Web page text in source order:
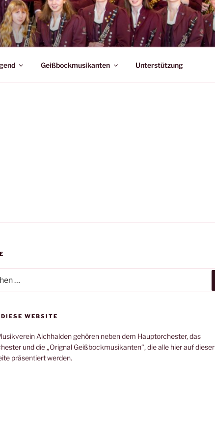
Geißbockmusikanten Unterstützung
DIESE WEBSITE
Aichhalden gehören neben dem Hauptorchester, das
und die „Orignal Geißbockmusikanten“, die alle hier auf dieser
präsentiert werden.